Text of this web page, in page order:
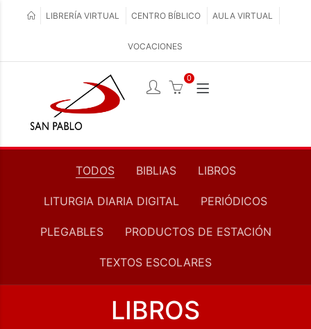
LIBRERÍA VIRTUAL CENTRO BÍBLICO AULA VIRTUAL
VOCACIONES
0
TODOS BIBLIAS LIBROS
LITURGIA DIARIA DIGITAL PERIÓDICOS
PLEGABLES PRODUCTOS DE ESTACIÓN
TEXTOS ESCOLARES
LIBROS